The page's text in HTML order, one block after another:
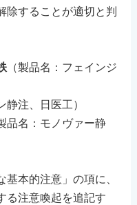
除することが適切と判
（製品名：フェインジ
注、日医工）
品名：モノヴァー静
本的注意」の項に、
る注意喚起を追記す